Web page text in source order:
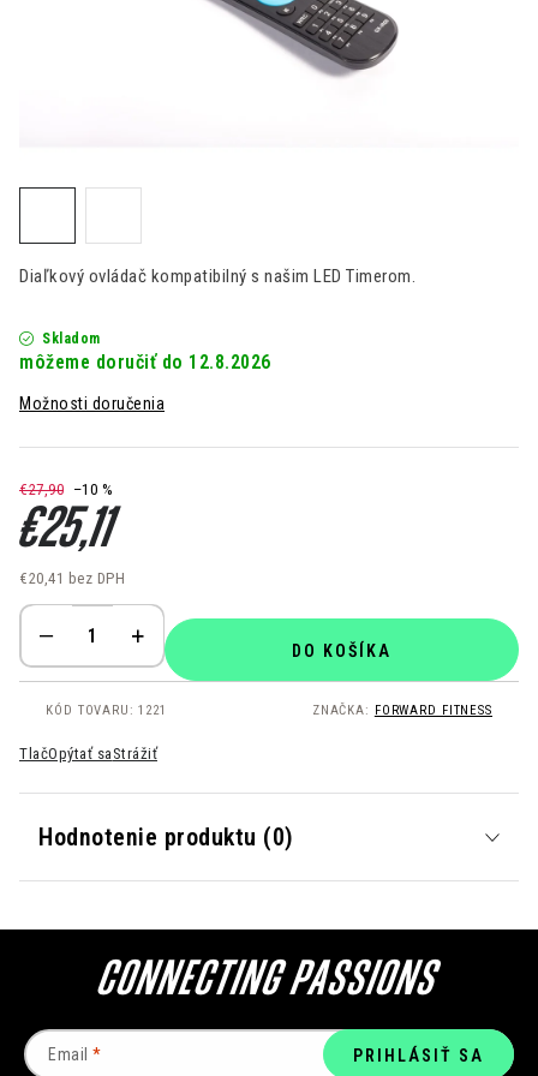
Moja objednávka Hodnotenie obchodu
Diaľkový ovládač kompatibilný s našim LED Timerom.
Skladom
12.8.2026
Možnosti doručenia
€27,90 –10 %
€25,11
€20,41 bez DPH
Jednotková cena:
DO KOŠÍKA
KÓD TOVARU: 1221 ZNAČKA: FORWARD FITNESS
TlačOpýtať sa Strážiť
Hodnotenie produktu (0)
Email PRIHLÁSIŤ SA